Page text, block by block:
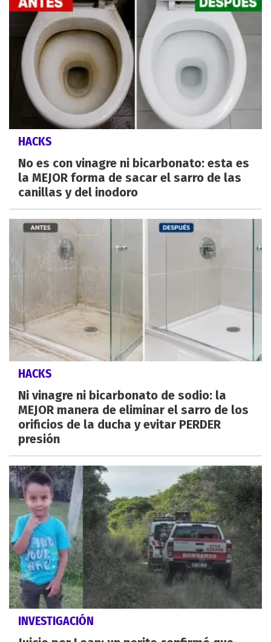
HACKS
No es con vinagre ni bicarbonato: esta es
la MEJOR forma de sacar el sarro de las
canillas y del inodoro
HACKS
Ni vinagre ni bicarbonato de sodio: la
MEJOR manera de eliminar el sarro de los
orificios de la ducha y evitar PERDER
presión
INVESTIGACIÓN